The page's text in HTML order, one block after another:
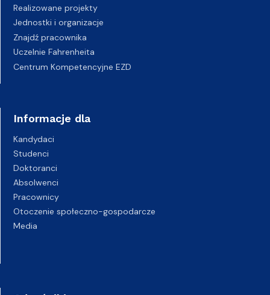
Realizowane projekty
Jednostki i organizacje
Znajdź pracownika
Uczelnie Fahrenheita
Centrum Kompetencyjne EZD
Informacje dla
Kandydaci
Studenci
Doktoranci
Absolwenci
Pracownicy
Otoczenie społeczno-gospodarcze
Media